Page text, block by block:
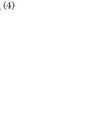
(4)